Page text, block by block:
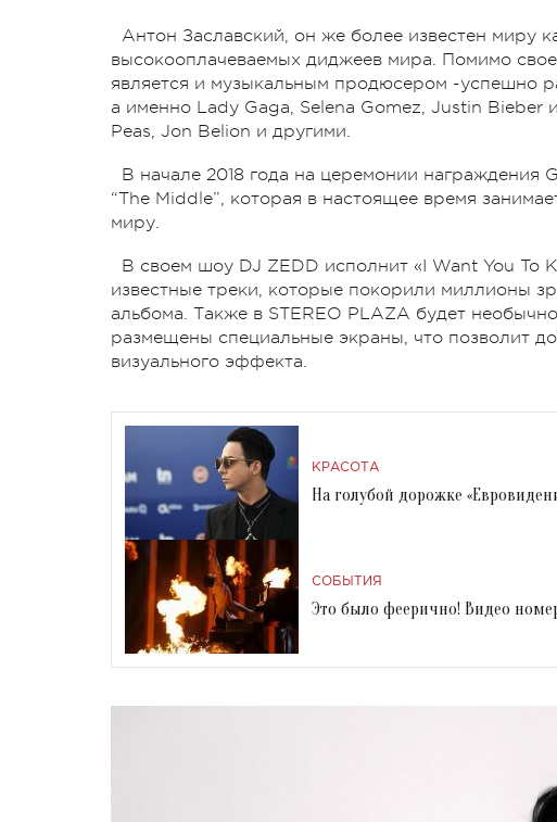
Антон Заславский, он же более известен миру
высокооплачеваемых диджеев мира. Помимо
является и музыкальным продюсером -успешно
а именно Lady Gaga, Selena Gomez, Justin Bieber
Peas, Jon Belion и другими.
В начале 2018 года на церемонии
“The Middle”, которая в настоящее время
миру.
В своем шоу DJ ZEDD исполнит «I Want You To
известные треки, которые покорили миллионы
альбома. Также в STEREO PLAZA будет
размещены специальные экраны, что позволит
визуального эффекта.
КРАСОТА
На голубой дорожке
СОБЫТИЯ
Это было феерично! Видео